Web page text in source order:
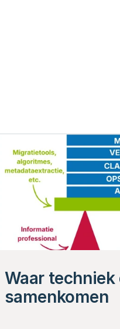
Waar techniek
samenkomen